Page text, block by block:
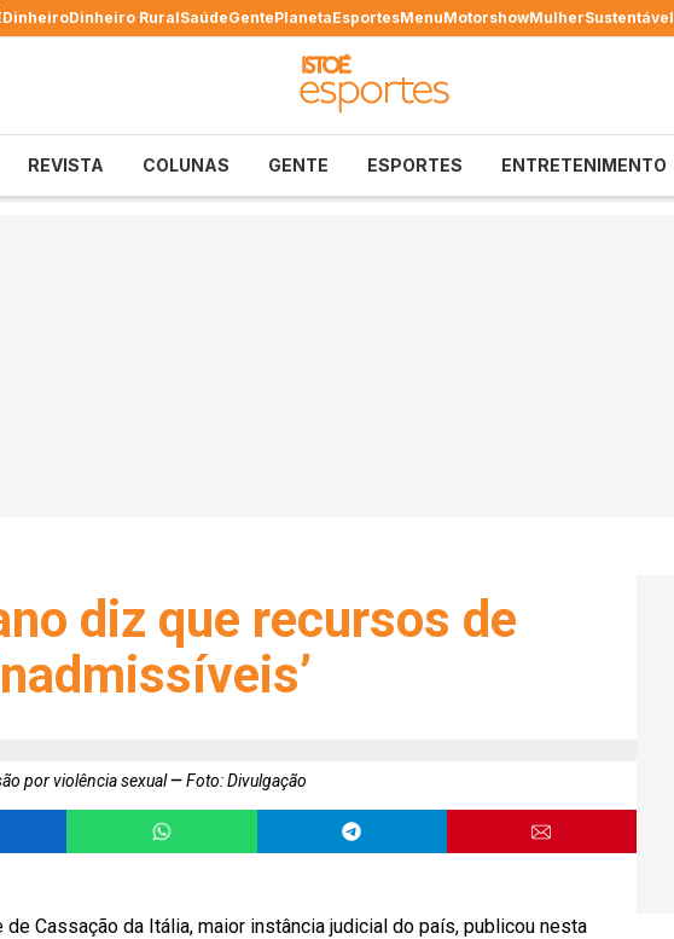
DinheiroDinheiro RuralSaúdeGentePlanetaEsportesMenuMotorshowMulherSustentável
REVISTA COLUNAS GENTE ESPORTES ENTRETENIMENTO
diz que recursos de
por violência sexual Foto: Divulgação
de Cassação da Itália, maior instância judicial do país, publicou nesta